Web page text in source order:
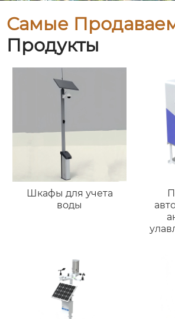
Самые
Продукты
Шкафы для учета
воды